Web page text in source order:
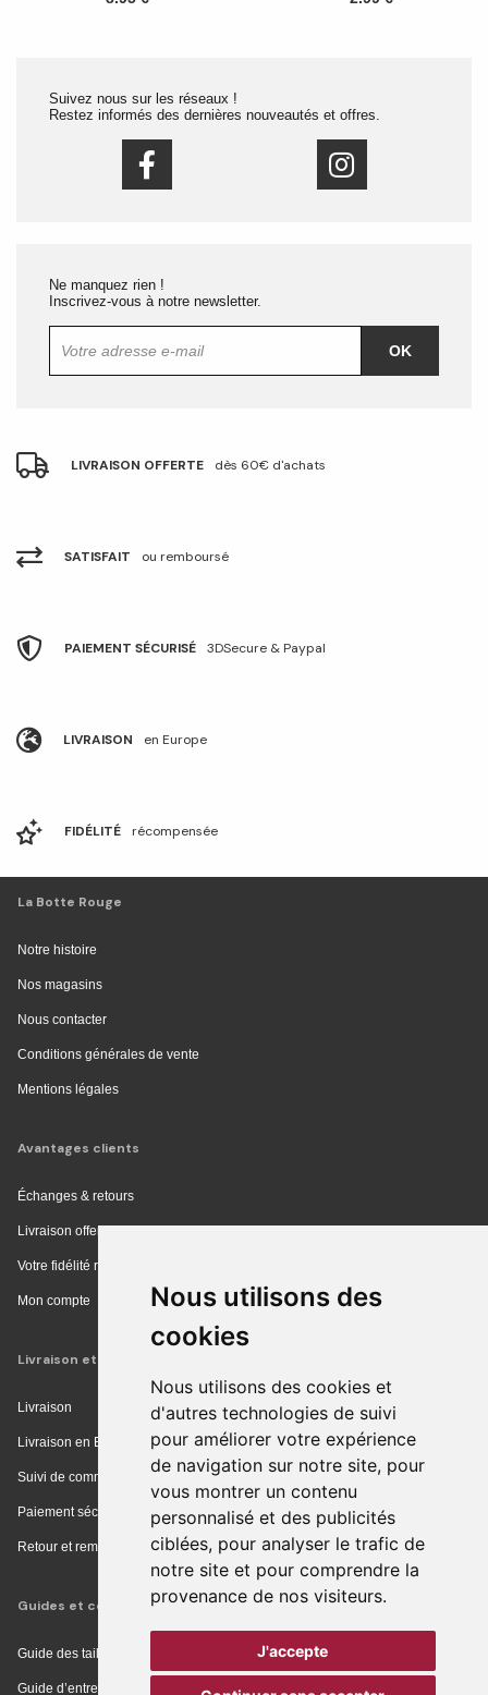
Nous utilisons des
cookies
Nous utilisons des cookies et
d'autres technologies de suivi
pour améliorer votre expérience
de navigation sur notre site, pour
vous montrer un contenu
personnalisé et des publicités
ciblées, pour analyser le trafic de
notre site et pour comprendre la
provenance de nos visiteurs.
J'accepte
Suivez nous sur les réseaux !
Restez informés des dernières nouveautés et offres.
Ne manquez rien !
Inscrivez-vous à notre newsletter.
OK
LIVRAISON OFFERTE dès 60€ d'achats
SATISFAIT ou remboursé
PAIEMENT SÉCURISÉ 3DSecure & Paypal
LIVRAISON en Europe
FIDÉLITÉ récompensée
La Botte Rouge
Notre histoire
Nos magasins
Nous contacter
Conditions générales de vente
Mentions légales
Avantages clients
Échanges & retours
Livraison offerte en magasin
Votre fidélité récompensée
Mon compte
Livraison et achat
Livraison
Livraison en Europe
Suivi de commande
Paiement sécurisé
Retour et remboursement
Guides et conseils
Guide des tailles
Guide d’entretien